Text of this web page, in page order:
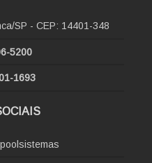
SP - CEP: 14401-348
5200
1693